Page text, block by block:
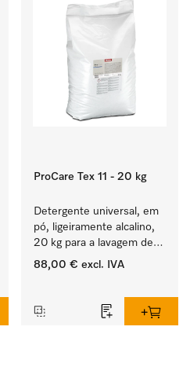
ProCare Tex 11 - 20 kg
Detergente universal, em
pó, ligeiramente alcalino,
20 kg para a lavagem de
têxteis brancos e de
88,00 € excl. IVA